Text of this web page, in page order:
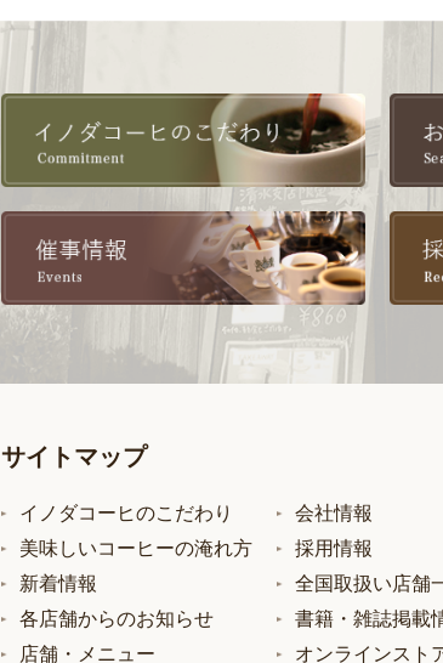
サイトマップ
イノダコーヒのこだわり
美味しいコーヒーの淹れ方
新着情報
各店舗からのお知らせ
店舗・メニュー
会社情報
採用情報
全国取扱い店舗
書籍・雑誌掲載
オンラインスト